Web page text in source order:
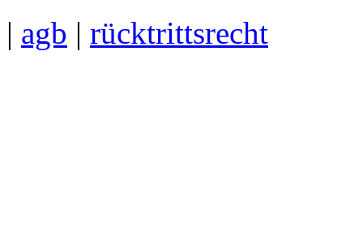
| agb | rücktrittsrecht